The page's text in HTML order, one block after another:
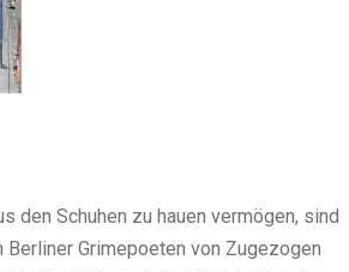
den Schuhen zu hauen vermögen, sind
Grimepoeten von Zugezogen